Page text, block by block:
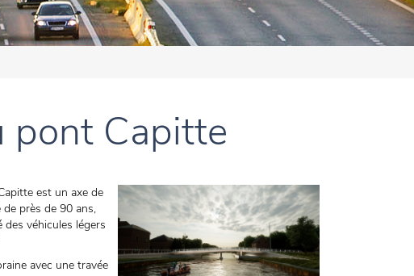
pont Capitte
est un axe de
près de 90 ans,
véhicules légers
avec une travée